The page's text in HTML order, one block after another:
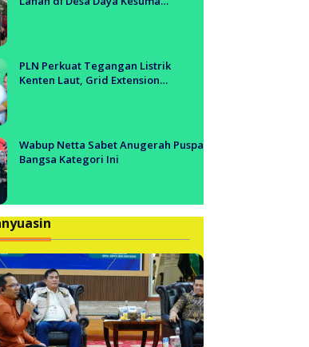
PLN Perkuat Tegangan Listrik
Kenten Laut, Grid Extension
Wabup Netta Sabet Anugerah Puspa
Bangsa Kategori Ini